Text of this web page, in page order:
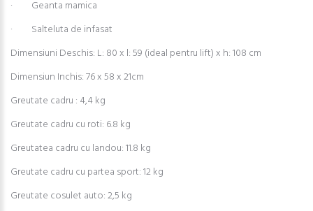
· Geanta mamica
· Salteluta de infasat
Dimensiuni Deschis: L: 80 x l: 59 (ideal pentru lift) x h: 108 cm
Dimensiun Inchis: 76 x 58 x 21cm
Greutate cadru : 4,4 kg
Greutate cadru cu roti: 6.8 kg
Greutatea cadru cu landou: 11.8 kg
Greutate cadru cu partea sport: 12 kg
Greutate cosulet auto: 2,5 kg